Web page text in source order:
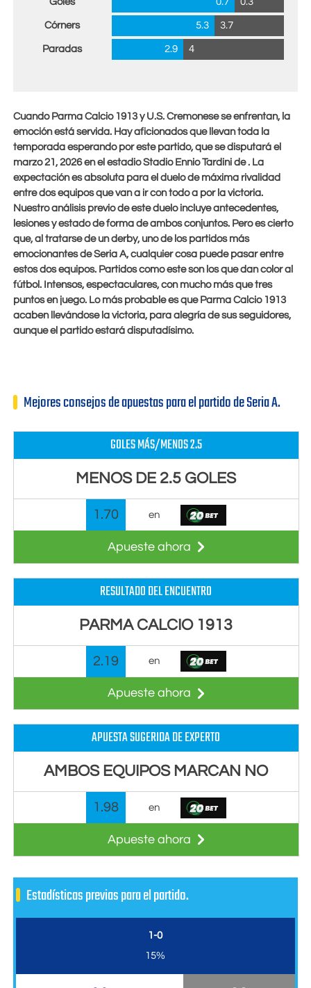
Córners 5.3 3.7
Paradas 2.9 4
Cuando Parma Calcio 1913 y U.S. Cremonese se enfrentan, la
emoción está servida. Hay aficionados que llevan toda la
temporada esperando por este partido, que se disputará el
marzo 21, 2026en el estadio Stadio Ennio Tardini de . La
expectación es absoluta para el duelo de máxima rivalidad
entre dos equipos que van a ir con todo a por la victoria.
Nuestro análisis previo de este duelo incluye antecedentes,
lesiones y estado de forma de ambos conjuntos. Pero es cierto
que, al tratarse de un derby, uno de los partidos más
emocionantes de Seria A, cualquier cosa puede pasar entre
estos dos equipos. Partidos como este son los que dan color al
fútbol. Intensos, espectaculares, con mucho más que tres
puntos en juego. Lo más probable es que Parma Calcio 1913
acaben llevándose la victoria, para alegría de sus seguidores,
aunque el partido estará disputadísimo.
Mejores consejos de apuestas para el partido de Seria A.
GOLES MÁS/MENOS 2.5
MENOS DE 2.5 GOLES
1.70 en
Apueste ahora
RESULTADO DEL ENCUENTRO
PARMA CALCIO 1913
2.19 en
Apueste ahora
APUESTA SUGERIDA DE EXPERTO
AMBOS EQUIPOS MARCAN NO
1.98 en
Apueste ahora
Estadísticas previas para el partido.
1-0
15%